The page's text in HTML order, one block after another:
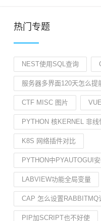
热门专题
NEST使用SQL查询
服务器多界面120天怎么提
CTF MISC 图片
PYTHON 核KERNEL 非
K8S 网络插件对比
PYTHON中PYAUTOGUI
LABVIEW功能全局变量
CAP 怎么设置RABBITMQ
PIP加SCRIPT也不好使